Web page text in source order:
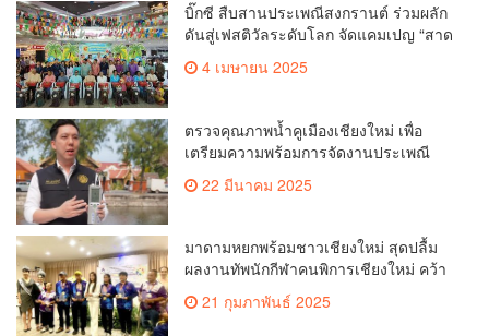
บิ๊กซี สืบสานประเพณีสงกรานต์ ร่วมผลัก
ดันสู่เฟสติวัลระดับโลก จัดแคมเปญ “สาด
สนุกรับสงกรานต์ที่บิ๊กซี” อัดโปรฉ่ำ ลด
สูงสุด 50% กระตุ้นการเดินทางนักท่อง
2,132 ล้านบาท
4 เมษายน 2025
ตรวจคุณภาพน้ำคูเมืองเชียงใหม่ เพื่อ
เตรียมความพร้อมการจัดงานประเพณี
สงกรานต์ หรือป๋าเวณีปี๋ใหม่เมืองเจียงใหม่
ประจำปี 2568 บริเวณคูเมือง
22 มีนาคม 2025
มาดามหยกพร้อมชาวเชียงใหม่ สุดปลื้ม
ผลงานทัพนักกีฬาคนพิการเชียงใหม่ คว้า
เหรียญ “อัญมณีเกมส์”ที่จันทบุรีam
เชียงใหม่
21 กุมภาพันธ์ 2025